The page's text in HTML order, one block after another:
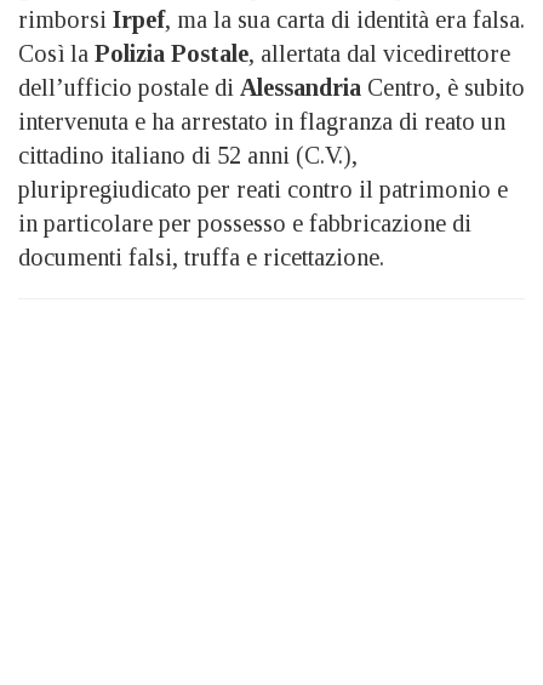
rimborsi Irpef, ma la sua carta di identità era falsa.
Così la Polizia Postale, allertata dal vicedirettore
dell’ufficio postale di Alessandria Centro, è subito
intervenuta e ha arrestato in flagranza di reato un
cittadino italiano di 52 anni (C.V.),
pluripregiudicato per reati contro il patrimonio e
in particolare per possesso e fabbricazione di
documenti falsi, truffa e ricettazione.